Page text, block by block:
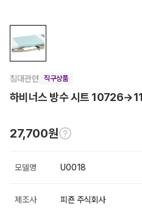
침대관련 직구상품
하비너스 방수 시트
27,700원
모델명 U0018
제조사 피죤 주식회사